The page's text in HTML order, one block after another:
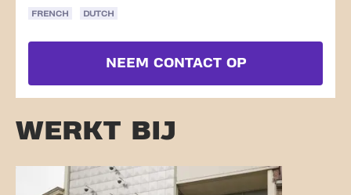
FRENCH DUTCH
NEEM CONTACT OP
WERKT BIJ